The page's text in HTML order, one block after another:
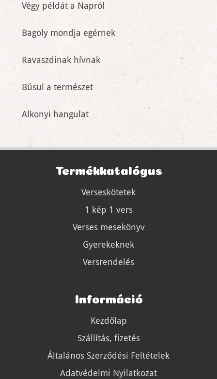
Végy példát a Napról
Bagoly mondja egérnek
Ravaszdinak hívnak
Búsul a természet
Alkonyi hangulat
Termékkatalógus
Verseskötetek
1 kép 1 vers
Verses mesekönyv
Gyerekeknek
Versrendelés
Információ
Kezdőlap
Szállítás, fizetés
Általános Szerződési Feltételek
Adatvédelmi Nyilatkozat